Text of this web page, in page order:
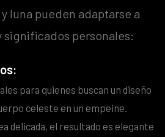
luna pueden adaptarse a
personales:
para quienes buscan un diseño
celeste en un empeine.
delicada, el resultado es elegante